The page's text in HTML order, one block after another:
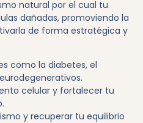
natural por el cual tu
dañadas, promoviendo la
de forma estratégica y
como la diabetes, el
celular y fortalecer tu
y recuperar tu equilibrio